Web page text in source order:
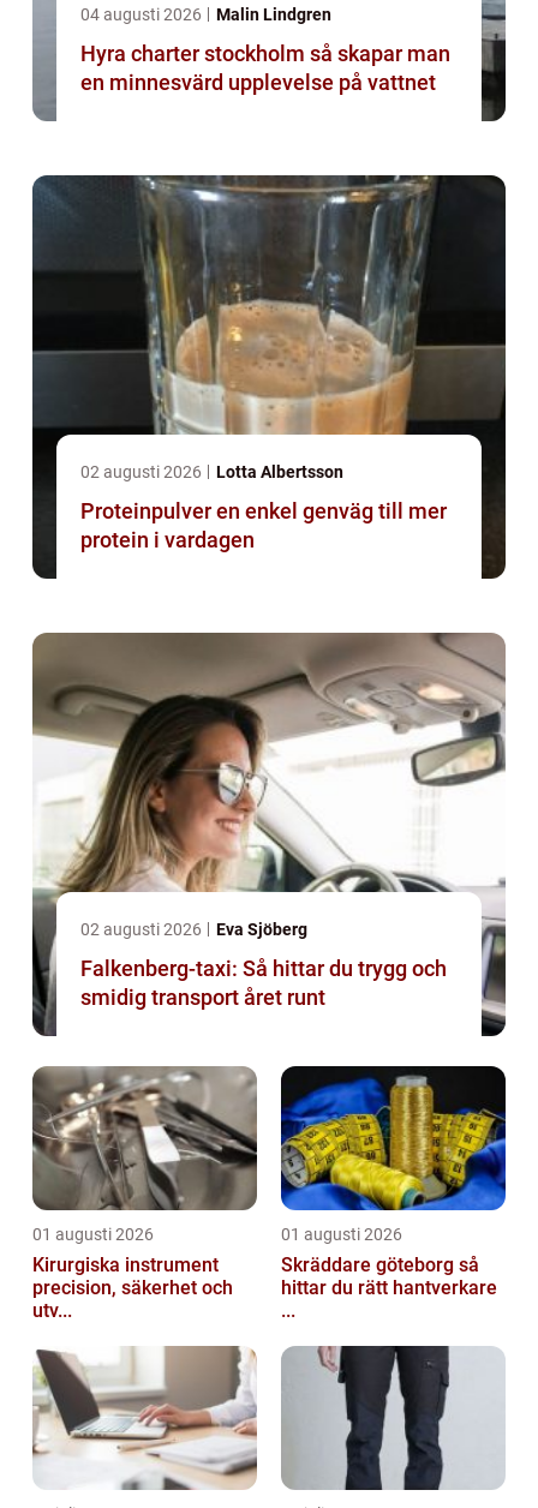
04 augusti 2026 Malin Lindgren
Hyra charter stockholm så skapar man
en minnesvärd upplevelse på vattnet
02 augusti 2026 Lotta Albertsson
Proteinpulver en enkel genväg till mer
protein i vardagen
02 augusti 2026 Eva Sjöberg
Falkenberg-taxi: Så hittar du trygg och
smidig transport året runt
01 augusti 2026
Kirurgiska instrument
precision, säkerhet och
utv...
01 augusti 2026
Skräddare göteborg så
hittar du rätt hantverkare
...